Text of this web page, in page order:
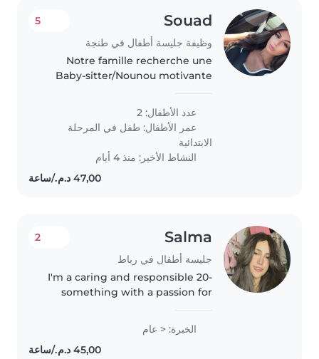
Souad
وظيفة جليسة أطفال في طنجة
5
Notre famille recherche une
Baby-sitter/Nounou motivante
enfants le soir en âge scolaire.
Créatifs et pleins d'énergie, ils
adorent jouer et s'amuser.
Contactez-moi..
عدد الأطفال: 2
عمر الأطفال: طفل في المرحلة
الابتدائية
النشاط الأخير: منذ 4 أيام
Salma
جليسة أطفال في رباط
2
I'm a caring and responsible 20-
something with a passion for
degree in Nursing and English
studies, and I'm First Aid
الخبرة: < عام